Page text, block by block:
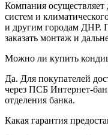
Компания осуществляет
систем и
и другим городам ДНР.
заказать монтаж и
Можно ли купить
Да. Для покупателей
через ПСБ Интернет-
отделения банка.
Какая гарантия